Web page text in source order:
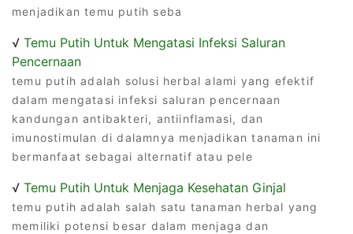
menjadikan temu putih seba
√ Temu Putih Untuk Mengatasi Infeksi Saluran
Pencernaan
temu putih adalah solusi herbal alami yang efektif
dalam mengatasi infeksi saluran pencernaan
kandungan antibakteri, antiinflamasi, dan
imunostimulan di dalamnya menjadikan tanaman ini
bermanfaat sebagai alternatif atau pele
√ Temu Putih Untuk Menjaga Kesehatan Ginjal
temu putih adalah salah satu tanaman herbal yang
memiliki potensi besar dalam menjaga dan